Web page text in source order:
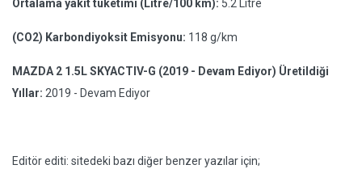
Ortalama yakıt tüketimi (Litre/100 km): 5.2 Litre
(CO2) Karbondiyoksit Emisyonu: 118 g/km
MAZDA 2 1.5L SKYACTIV-G (2019 - Devam Ediyor) Üretildiği
Yıllar: 2019 - Devam Ediyor
Editör editi: sitedeki bazı diğer benzer yazılar için;